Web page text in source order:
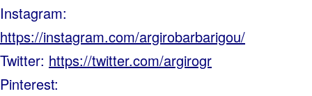
Instagram:
https://instagram.com/argirobarbarigou/
Twitter: https://twitter.com/argirogr
Pinterest: